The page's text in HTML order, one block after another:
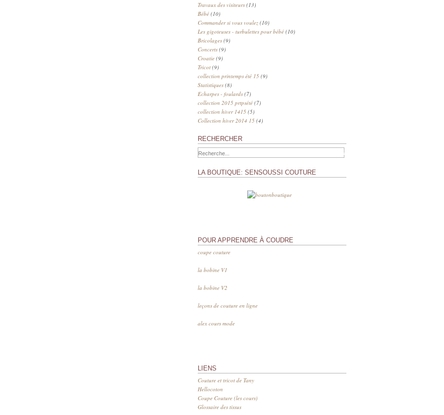
Travaux des visiteurs (13)
Bébé (10)
Commander si vous voulez (10)
Les gigoteuses - turbulettes pour bébé (10)
Bricolages (9)
Concerts (9)
Croatie (9)
Tricot (9)
collection printemps été 15 (9)
Statistiques (8)
Echarpes - foulards (7)
collection 2015 prtpsété (7)
collection hiver 1415 (5)
Collection hiver 2014 15 (4)
RECHERCHER
LA BOUTIQUE: SENSOUSSI COUTURE
POUR APPRENDRE À COUDRE
coupe couture
la bobine V1
la bobine V2
leçons de couture en ligne
alex cours mode
LIENS
Couture et tricot de Tany
Hellocoton
Coupe Couture (les cours)
Glossaire des tissus